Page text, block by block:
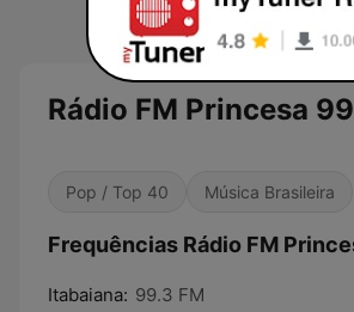
Rádio FM Princesa
Pop / Top 40 Música Brasileira
Frequências Rádio FM
Itabaiana: 99.3 FM